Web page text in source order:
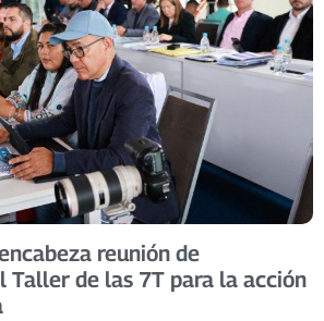
reunión de
Taller de las 7T para la acción